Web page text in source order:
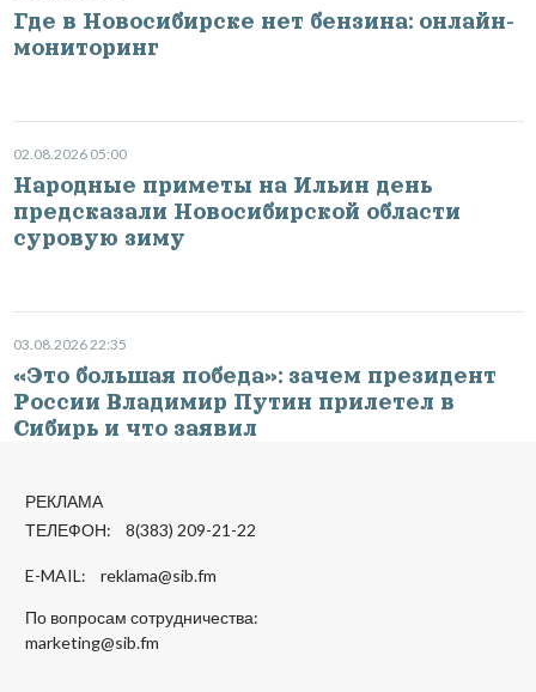
Где в Новосибирске нет бензина: онлайн-
мониторинг
02.08.2026 05:00
Народные приметы на Ильин день
предсказали Новосибирской области
суровую зиму
03.08.2026 22:35
«Это большая победа»: зачем президент
России Владимир Путин прилетел в
Сибирь и что заявил
РЕКЛАМА
ТЕЛЕФОН: 8(383) 209-21-22
E-MAIL: reklama@sib.fm
По вопросам сотрудничества:
marketing@sib.fm